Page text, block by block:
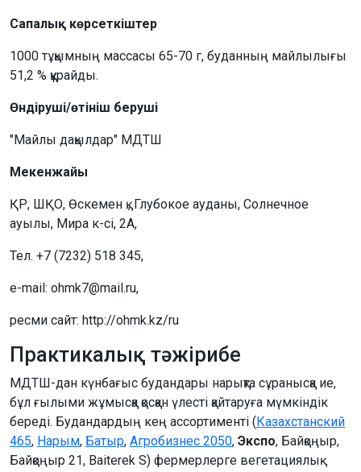
Сапалық көрсеткіштер
1000 тұқымның массасы 65-70 г, буданның майлылығы
51,2 % құрайды.
Өндіруші/өтініш беруші
"Майлы дақылдар" МДТШ
Мекенжайы
ҚР, ШҚО, Өскемен қ., Глубокое ауданы, Солнечное
ауылы, Мира к-сі, 2А,
Тел. +7 (7232) 518 345,
e-mail: ohmk7@mail.ru,
ресми сайт: http://ohmk.kz/ru
Практикалық тәжірибе
МДТШ-дан күнбағыс будандары нарықта сұранысқа ие,
бұл ғылыми жұмысқа қосқан үлесті қайтаруға мүмкіндік
береді. Будандардың кең ассортименті (Казахстанский
465, Нарым, Батыр, Агробизнес 2050, Экспо, Байқоңыр,
Байқоңыр 21, Baiterek S) фермерлерге вегетациялық